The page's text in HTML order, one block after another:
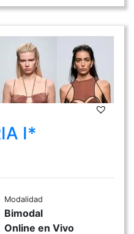
I*
Modalidad
Bimodal
Online en Vivo